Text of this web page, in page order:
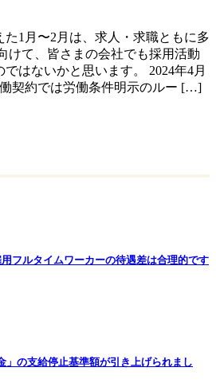
1月〜2月は、求人・求職ともに多
けて、皆さまの会社でも採用活動
はないかと思います。 2024年4月
契約では労働条件明示のルー […]
用フルタイムワーカーの待遇差は合理的です
」の支給停止基準額が引き上げられまし